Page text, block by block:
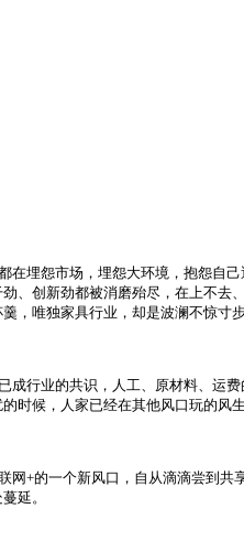
埋怨市场，埋怨大环境，抱怨自己
、创新劲都被消磨殆尽，在上不去
，唯独家具行业，却是波澜不惊寸步
成行业的共识，人工、原材料、运
时候，人家已经在其他风口玩的风
+的一个新风口，自从滴滴尝到共
延。